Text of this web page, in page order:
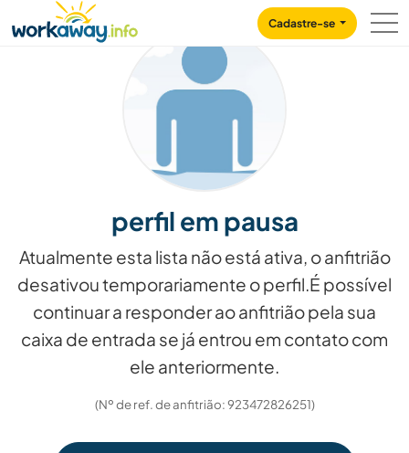
CONTENT
MAIN NAVIGATION
Cadastre-se
perfil em pausa
Atualmente esta lista não está ativa, o anfitrião
desativou temporariamente o perfil.É possível
continuar a responder ao anfitrião pela sua
caixa de entrada se já entrou em contato com
ele anteriormente.
(Nº de ref. de anfitrião: 923472826251)